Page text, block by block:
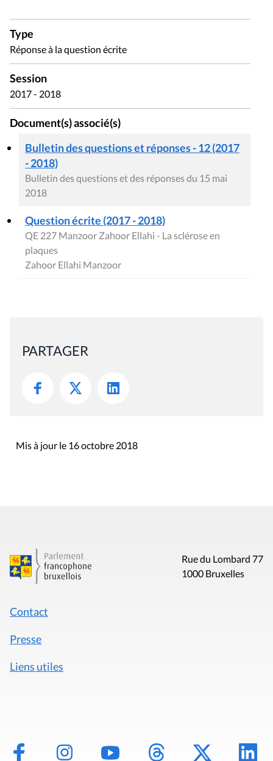
Type
Réponse à la question écrite
Session
2017 - 2018
Document(s) associé(s)
Bulletin des questions et réponses - 12 (2017
- 2018)
Bulletin des questions et des réponses du 15 mai
2018
Question écrite (2017 - 2018)
QE 227 Manzoor Zahoor Ellahi - La sclérose en
plaques
Zahoor Ellahi Manzoor
PARTAGER
Mis à jour le 16 octobre 2018
Rue du Lombard 77
1000 Bruxelles
Contact
Presse
Liens utiles